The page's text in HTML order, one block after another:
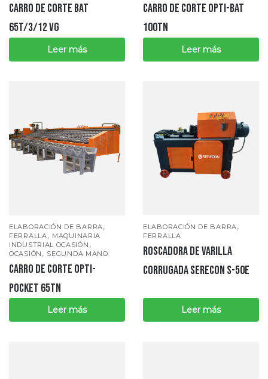
Carro de corte BAT
65T/3/12 VG
Leer más
CARRO DE CORTE OPTI-BAT
100TN
Leer más
ELABORACIÓN DE BARRA,
FERRALLA, MAQUINARIA
INDUSTRIAL OCASIÓN ,
OCASIÓN , SEGUNDA MANO
CARRO DE CORTE OPTI-
POCKET 65TN
Leer más
ELABORACIÓN DE BARRA,
FERRALLA
ROSCADORA DE VARILLA
CORRUGADA SERECON S-50E
Leer más